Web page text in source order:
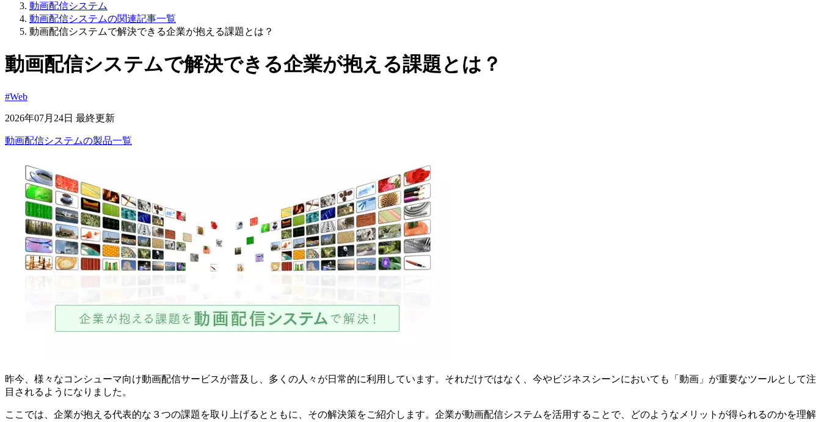
動画配信システム
動画配信システムの関連記事一覧
動画配信システムで解決できる企業が抱える課題とは？
動画配信システムで解決できる企業が抱える課題とは？
#Web
2026年07月24日 最終更新
動画配信システムの製品一覧
昨今、様々なコンシューマ向け動画配信サービスが普及し、多くの人々が日常的に利用しています。それだけではなく、今やビジネスシーンにおいても「動画」が重要なツールとして注
目されるようになりました。
ここでは、企業が抱える代表的な３つの課題を取り上げるとともに、その解決策をご紹介します。企業が動画配信システムを活用することで、どのようなメリットが得られるのかを理解